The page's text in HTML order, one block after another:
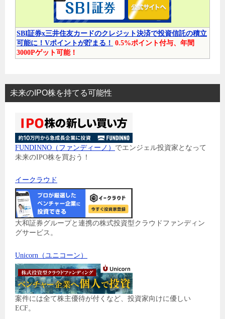
SBI証券x三井住友カードのクレジット決済で投資信託の積立
可能に！Vポイントが貯まる！ 0.5%ポイント付与、年間
3000Pゲット可能！
未来のIPO株を持てる可能性
FUNDINNO（ファンディーノ） でエンジェル投資家となって
未来のIPO株を買おう！
イークラウド
大和証券グループと連携の株式投資型クラウドファンディン
グサービス。
Unicorn（ユニコーン）
案件には全て株主優待が付くなど、投資家向けに優しい
ECF。